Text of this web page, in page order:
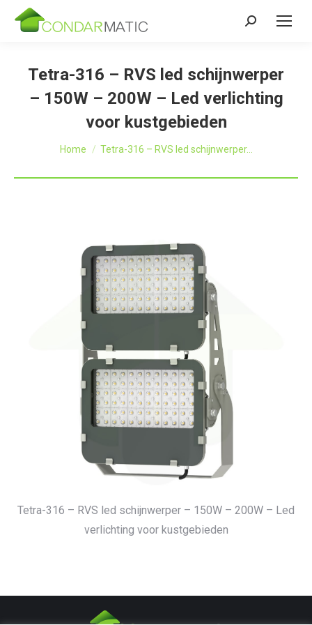
Zoeken:
Tetra-316 – RVS led schijnwerper
– 150W – 200W – Led verlichting
voor kustgebieden
Je bent hier:
Home Tetra-316 – RVS led schijnwerper…
Tetra-316 – RVS led schijnwerper – 150W – 200W – Led
verlichting voor kustgebieden